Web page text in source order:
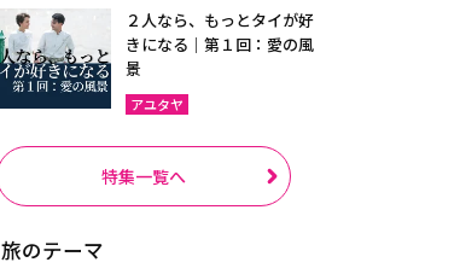
２人なら、もっとタイが好
きになる｜第１回：愛の風
景
アユタヤ
特集一覧へ
旅のテーマ